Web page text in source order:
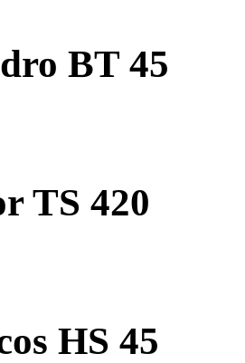
BT 45
TS 420
HS 45